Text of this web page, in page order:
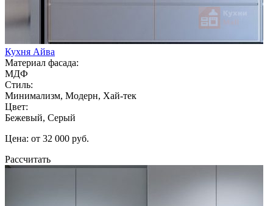
Кухня Айва
Материал фасада:
МДФ
Стиль:
Минимализм, Модерн, Хай-тек
Цвет:
Бежевый, Серый
Цена: от 32 000 руб.
Рассчитать